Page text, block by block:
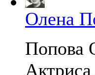
Олена
Попова
Актриса